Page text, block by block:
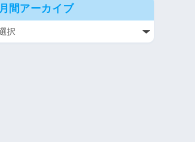
月間アーカイブ